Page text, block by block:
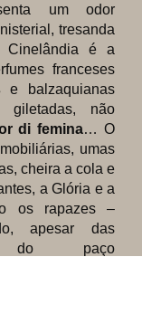
um odor
tresanda
Cinelândia é a
franceses
e balzaquianas
giletadas, não
di femina… O
umas
cheira a cola e
a Glória e a
os rapazes –
apesar das
do paço